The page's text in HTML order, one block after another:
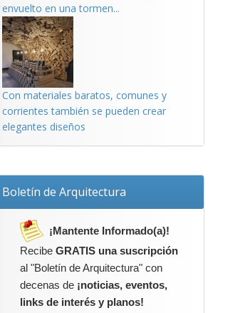
envuelto en una tormen...
Con materiales baratos, comunes y
corrientes también se pueden crear
elegantes diseños
Boletín de Arquitectura
¡Mantente Informado(a)!
Recibe GRATIS una suscripción
al "Boletín de Arquitectura" con
decenas de ¡noticias, eventos,
links de interés y planos!